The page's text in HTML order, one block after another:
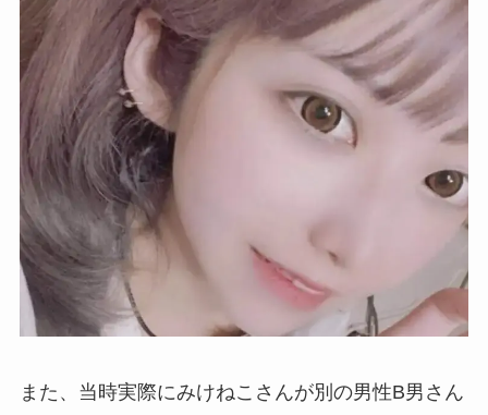
また、当時実際にみけねこさんが別の男性B男さん